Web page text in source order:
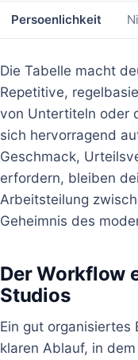
Persoenlichkeit
Die Tabelle macht
Repetitive,
von Untertiteln oder
sich hervorragend
Geschmack,
erfordern, bleiben
Arbeitsteilung
Geheimnis des
Der Workflow
Studios
Ein gut organisiertes
klaren Ablauf, in